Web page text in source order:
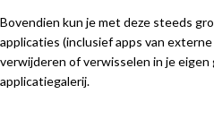
Bovendien kun je met deze steeds
applicaties (inclusief apps van
verwijderen of verwisselen in je
applicatiegalerij.